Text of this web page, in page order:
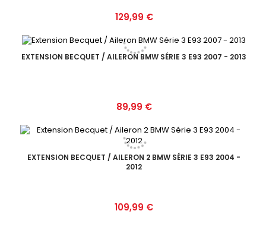
Prix
129,99 €
EXTENSION BECQUET / AILERON BMW SÉRIE 3 E93 2007 - 2013
Prix
89,99 €
EXTENSION BECQUET / AILERON 2 BMW SÉRIE 3 E93 2004 -
2012
Prix
109,99 €